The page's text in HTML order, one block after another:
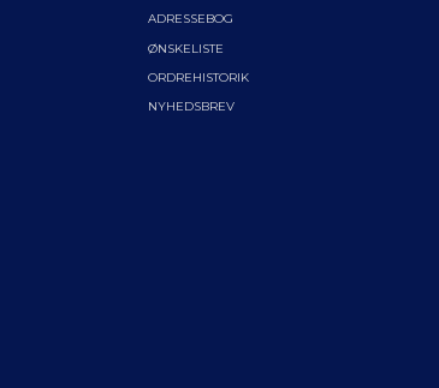
ADRESSEBOG
ØNSKELISTE
ORDREHISTORIK
NYHEDSBREV